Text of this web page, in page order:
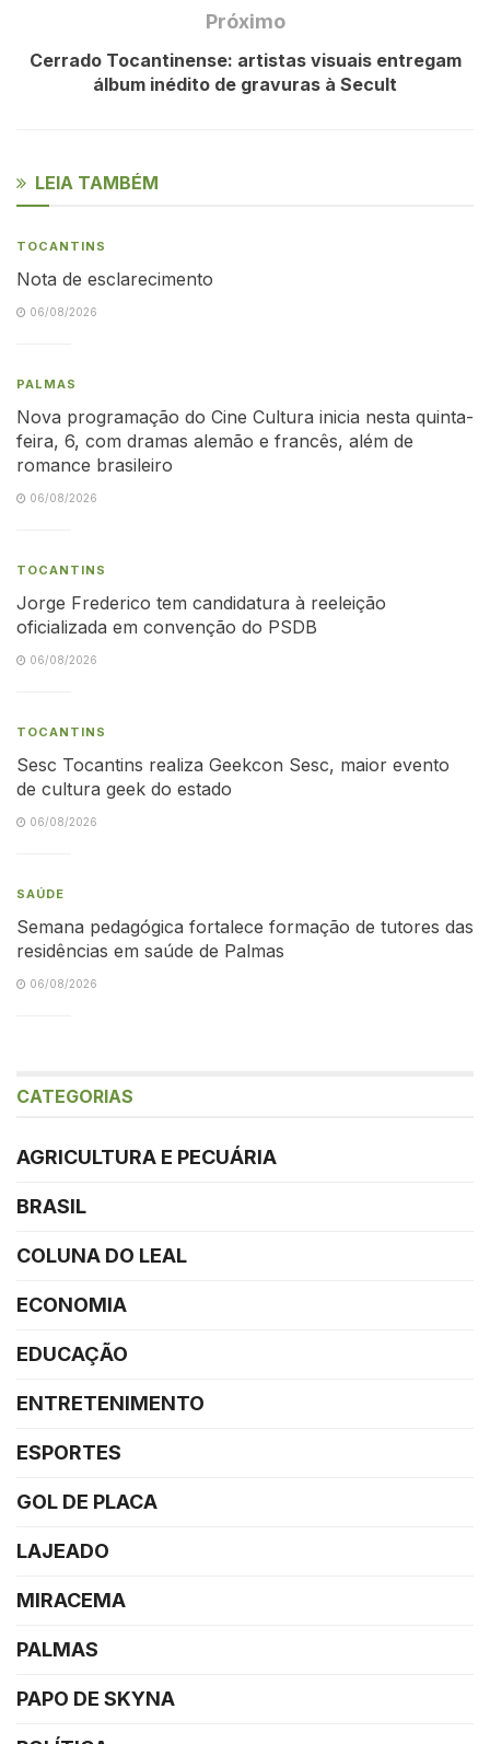
Próximo
Cerrado Tocantinense: artistas visuais entregam
álbum inédito de gravuras à Secult
LEIA TAMBÉM
TOCANTINS
Nota de esclarecimento
06/08/2026
PALMAS
Nova programação do Cine Cultura inicia nesta quinta-
feira, 6, com dramas alemão e francês, além de
romance brasileiro
06/08/2026
TOCANTINS
Jorge Frederico tem candidatura à reeleição
oficializada em convenção do PSDB
06/08/2026
TOCANTINS
Sesc Tocantins realiza Geekcon Sesc, maior evento
de cultura geek do estado
06/08/2026
SAÚDE
Semana pedagógica fortalece formação de tutores das
residências em saúde de Palmas
06/08/2026
CATEGORIAS
AGRICULTURA E PECUÁRIA
BRASIL
COLUNA DO LEAL
ECONOMIA
EDUCAÇÃO
ENTRETENIMENTO
ESPORTES
GOL DE PLACA
LAJEADO
MIRACEMA
PALMAS
PAPO DE SKYNA